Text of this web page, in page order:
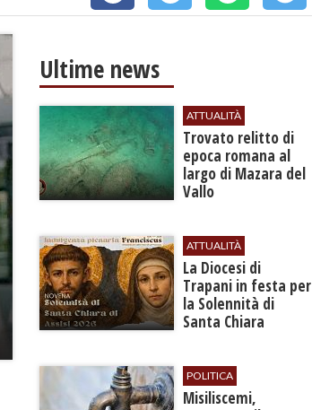
Ultime news
ATTUALITÀ
​Trovato relitto di
epoca romana al
largo di Mazara del
Vallo
ATTUALITÀ
La Diocesi di
Trapani in festa per
la Solennità di
Santa Chiara
POLITICA
Misiliscemi,